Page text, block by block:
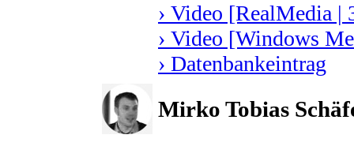
› Video [RealMedia |
› Video [Windows
› Datenbankeintrag
Mirko Tobias